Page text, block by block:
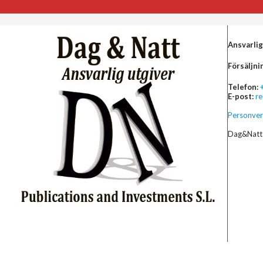
Telefon:
E-post: